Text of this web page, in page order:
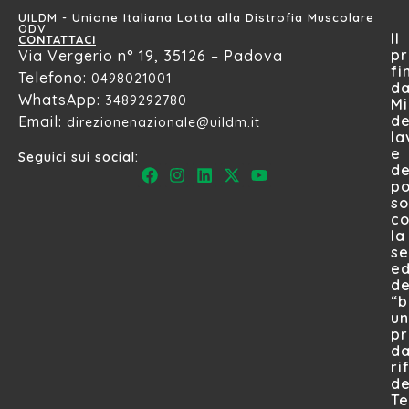
UILDM - Unione Italiana Lotta alla Distrofia Muscolare
ODV
CONTATTACI
Via Vergerio n° 19, 35126 – Padova
Telefono: 0498021001
WhatsApp: 3489292780
Email: direzionenazionale@uildm.it
Seguici sui social:
Il
e
la